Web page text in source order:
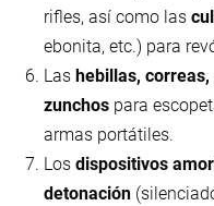
rifles, así como las
ebonita, etc.) para
Las hebillas,
zunchos para
armas portátiles.
Los dispositivos
detonación